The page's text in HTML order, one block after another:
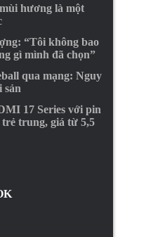
hương là một
“Tôi không bao
gì mình đã chọn”
qua mạng: Nguy
sản
17 Series với pin
trung, giá từ 5,5